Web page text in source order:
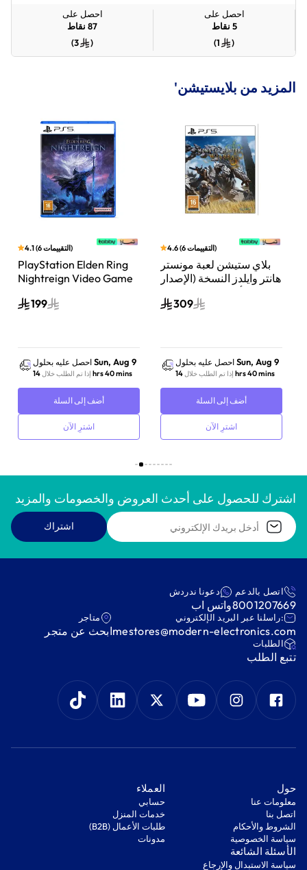
احصل على
5 نقاط
(
1
)
احصل على
87 نقاط
(
3
)
المزيد من بلايستيشن'
4.1(6التقييمات)
PlayStation Elden Ring
Nightreign Video Game
199
احصل عليه بحلول Sun, Aug 9
إذا تم الطلب خلال 14 hrs 40 mins
أضف إلى السلة
اشترِ الآن
4.6(6التقييمات)
بلاي ستيشن لعبة مونستر
هانتر وايلدز النسخة (الإصدار
ثلاثي الأبعاد المتحرك) بلاي
ستيشن 5
309
احصل عليه بحلول Sun, Aug 9
إذا تم الطلب خلال 14 hrs 40 mins
أضف إلى السلة
اشترِ الآن
اشترك للحصول على أحدث العروض والخصومات والمزيد
اشتراك
اتصل بالدعم
8001207669
دعونا ندردش
واتس اب
:راسلنا عبر البريد الإلكتروني
mestores@modern-electronics.com
متاجر
ابحث عن متجر
‫الطلبات‬
‫تتبع الطلب‬
‫حول‬
معلومات عنا
اتصل بنا
‫الشروط والأحكام‬
‫سياسة الخصوصية‬
‫العملاء‬
‫حسابي‬
‫خدمات المنزل‬
‫طلبات الأعمال (B2B)‬
مدونات
‫الأسئلة الشائعة‬
‫سياسة الاستبدال والإرجاع‬